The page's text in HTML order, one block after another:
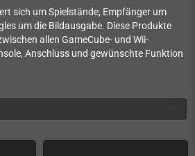
sich um Spielstände, Empfänger um
um die Bildausgabe. Diese Produkte
allen GameCube- und Wii-
Anschluss und gewünschte Funktion